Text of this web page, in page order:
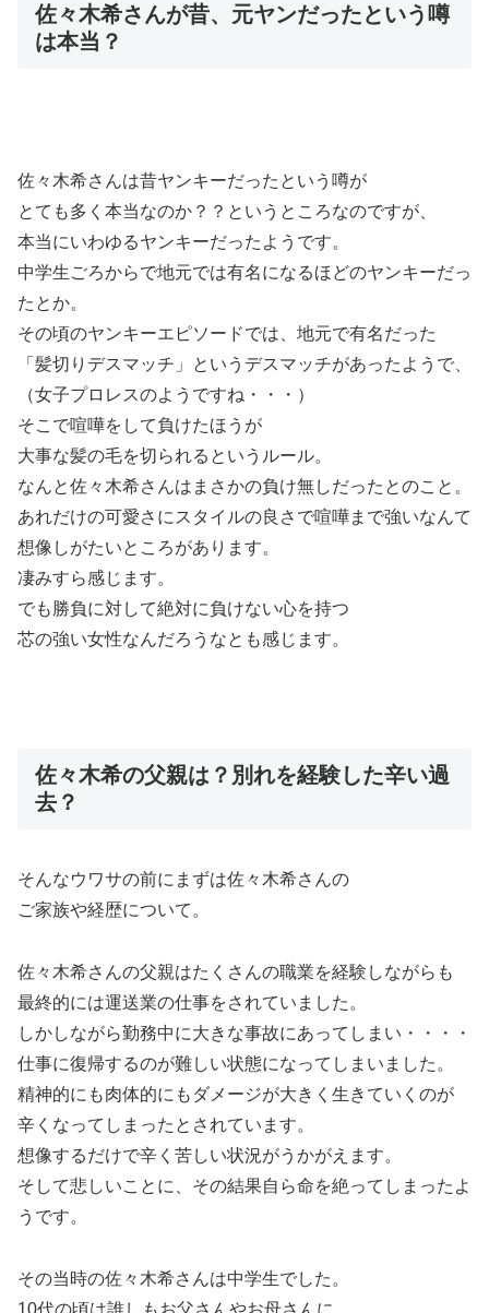
佐々木希さんが昔、元ヤンだったという噂
は本当？
佐々木希さんは昔ヤンキーだったという噂が
とても多く本当なのか？？というところなのですが、
本当にいわゆるヤンキーだったようです。
中学生ごろからで地元では有名になるほどのヤンキーだっ
たとか。
その頃のヤンキーエピソードでは、地元で有名だった
「髪切りデスマッチ」というデスマッチがあったようで、
（女子プロレスのようですね・・・）
そこで喧嘩をして負けたほうが
大事な髪の毛を切られるというルール。
なんと佐々木希さんはまさかの負け無しだったとのこと。
あれだけの可愛さにスタイルの良さで喧嘩まで強いなんて
想像しがたいところがあります。
凄みすら感じます。
でも勝負に対して絶対に負けない心を持つ
芯の強い女性なんだろうなとも感じます。
佐々木希の父親は？別れを経験した辛い過
去？
そんなウワサの前にまずは佐々木希さんの
ご家族や経歴について。
佐々木希さんの父親はたくさんの職業を経験しながらも
最終的には運送業の仕事をされていました。
しかしながら勤務中に大きな事故にあってしまい・・・・
仕事に復帰するのが難しい状態になってしまいました。
精神的にも肉体的にもダメージが大きく生きていくのが
辛くなってしまったとされています。
想像するだけで辛く苦しい状況がうかがえます。
そして悲しいことに、その結果自ら命を絶ってしまったよ
うです。
その当時の佐々木希さんは中学生でした。
10代の頃は誰しもお父さんやお母さんに